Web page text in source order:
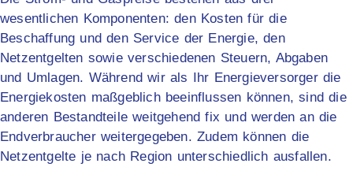
wesentlichen Komponenten: den Kosten für die
Beschaffung und den Service der Energie, den
Netzentgelten sowie verschiedenen Steuern, Abgaben
und Umlagen. Während wir als Ihr Energieversorger die
Energiekosten maßgeblich beeinflussen können, sind die
anderen Bestandteile weitgehend fix und werden an die
Endverbraucher weitergegeben. Zudem können die
Netzentgelte je nach Region unterschiedlich ausfallen.